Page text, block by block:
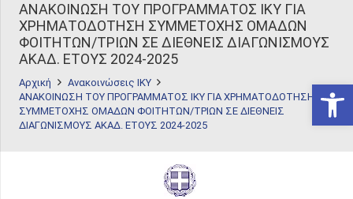
ANAKOINΩΣΗ ΤΟΥ ΠΡΟΓΡΑΜΜΑΤΟΣ ΙΚΥ ΓΙΑ
ΧΡΗΜΑΤΟΔΟΤΗΣΗ ΣΥΜΜΕΤΟΧΗΣ ΟΜΑΔΩΝ
ΦΟΙΤΗΤΩΝ/ΤΡΙΩΝ ΣΕ ΔΙΕΘΝΕΙΣ ΔΙΑΓΩΝΙΣΜΟΥΣ
ΑΚΑΔ. ΕΤΟΥΣ 2024-2025
Αρχική
Ανακοινώσεις ΙΚΥ
ANAKOINΩΣΗ ΤΟΥ ΠΡΟΓΡΑΜΜΑΤΟΣ ΙΚΥ ΓΙΑ ΧΡΗΜΑΤΟΔΟΤΗΣΗ
ΣΥΜΜΕΤΟΧΗΣ ΟΜΑΔΩΝ ΦΟΙΤΗΤΩΝ/ΤΡΙΩΝ ΣΕ ΔΙΕΘΝΕΙΣ
ΔΙΑΓΩΝΙΣΜΟΥΣ ΑΚΑΔ. ΕΤΟΥΣ 2024-2025